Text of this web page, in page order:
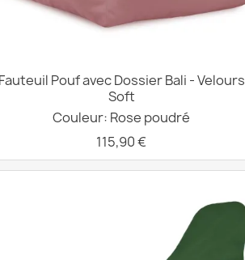
Pouf avec Dossier Bali - Velours
Soft
Couleur: Rose poudré
115,90 €